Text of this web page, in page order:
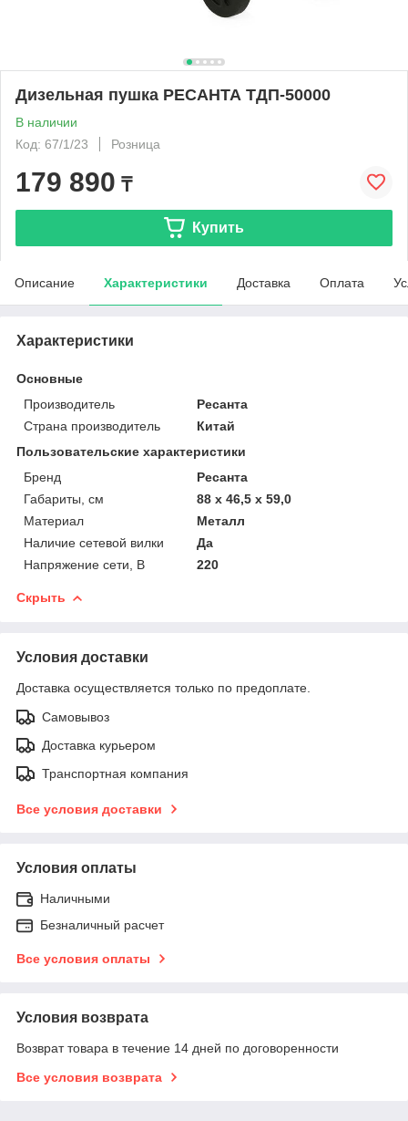
Дизельная пушка РЕСАНТА ТДП-50000
В наличии
Код: 67/1/23
Розница
179 890 ₸
Купить
Описание Характеристики Доставка Оплата
Характеристики
Основные
Производитель
Ресанта
Страна производитель
Китай
Пользовательские характеристики
Бренд
Ресанта
Габариты, см
88 х 46,5 х 59,0
Материал
Металл
Наличие сетевой вилки
Да
Напряжение сети, В
220
Скрыть
Условия доставки
Доставка осуществляется только по предоплате.
Самовывоз
Доставка курьером
Транспортная компания
Все условия доставки
Условия оплаты
Наличными
Безналичный расчет
Все условия оплаты
Условия возврата
Возврат товара в течение 14 дней по договоренности
Все условия возврата